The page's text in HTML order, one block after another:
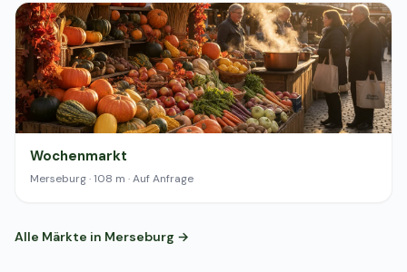
Wochenmarkt
Merseburg · 108 m · Auf Anfrage
Alle Märkte in Merseburg →